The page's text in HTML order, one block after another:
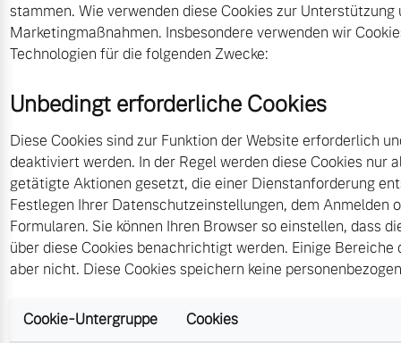
Volvo Selekt
Die Neuwagenalternative
Mehr erfahren
Editionsmodelle
Jetzt kennenlernen
Frühjahrscheck
Entdecken Sie unsere
saisonalen Angebote.
Mehr erfahren
Finanzierung & Leasing
Versicherung
stammen. Wie verwenden diese Cookies zur
Marketingmaßnahmen. Insbesondere verwenden wir
Technologien für die folgenden Zwecke:
Unbedingt erforderliche Cookies
Diese Cookies sind zur Funktion der Website erforderlich
deaktiviert werden. In der Regel werden diese Cookies nur
getätigte Aktionen gesetzt, die einer Dienstanforderung
Festlegen Ihrer Datenschutzeinstellungen, dem Anmelden
Formularen. Sie können Ihren Browser so einstellen, dass
über diese Cookies benachrichtigt werden. Einige
aber nicht. Diese Cookies speichern keine
Cookie-Untergruppe Cookies